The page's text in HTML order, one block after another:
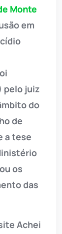
Monte
em
pelo juiz
do
de
a tese
os
das
Achei